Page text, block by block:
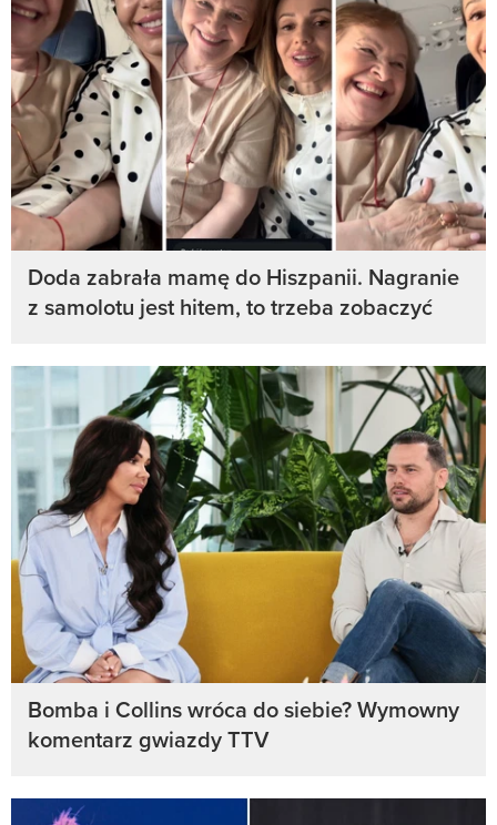
Doda zabrała mamę do Hiszpanii. Nagranie
z samolotu jest hitem, to trzeba zobaczyć
Bomba i Collins wróca do siebie? Wymowny
komentarz gwiazdy TTV